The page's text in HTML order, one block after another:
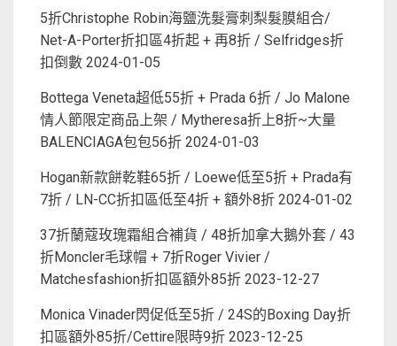
5折Christophe Robin海鹽洗髮膏刺梨髮膜組合/
Net-A-Porter折扣區4折起 + 再8折 / Selfridges折
扣倒數 2024-01-05
Bottega Veneta超低55折 + Prada 6折 / Jo Malone
情人節限定商品上架 / Mytheresa折上8折~大量
BALENCIAGA包包56折 2024-01-03
Hogan新款餅乾鞋65折 / Loewe低至5折 + Prada有
7折 / LN-CC折扣區低至4折 + 額外8折 2024-01-02
37折蘭蔻玫瑰霜組合補貨 / 48折加拿大鵝外套 / 43
折Moncler毛球帽 + 7折Roger Vivier /
Matchesfashion折扣區額外85折 2023-12-27
Monica Vinader閃促低至5折 / 24S的Boxing Day折
扣區額外85折/Cettire限時9折 2023-12-25